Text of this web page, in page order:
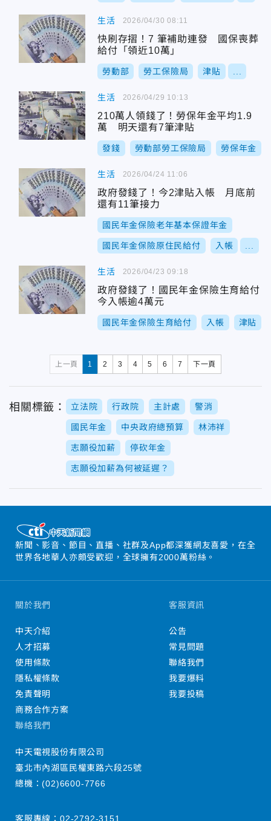
生活
快刷存摺！7 筆補助連發 國保喪葬
給付「領近10萬」
勞動部 勞工保險局 津貼
2026/04/30 08:11
生活
210萬人領錢了！勞保年金平均1.9
萬 明天還有7筆津貼
發錢 勞動部勞工保險局 勞保年金
2026/04/29 10:13
生活
政府發錢了！今2津貼入帳 月底前
還有11筆接力
國民年金保險老年基本保證年金
國民年金保險原住民給付 入帳
2026/04/24 11:06
生活
政府發錢了！國民年金保險生育給付
今入帳逾4萬元
國民年金保險生育給付 入帳 津貼
2026/04/23 09:18
上一頁 1 2 3 4 5 6 7 下一頁
相關標籤： 立法院 行政院 主計處 警消
國民年金 中央政府總預算 林沛祥
志願役加薪 停砍年金
志願役加薪為何被延遲？
新聞、影音、節目、直播、社群及App都深獲網友喜愛，在全
世界各地華人亦頗受歡迎，全球擁有2000萬粉絲。
關於我們
中天介紹
人才招募
使用條款
隱私權條款
免責聲明
商務合作方案
客服資訊
公告
常見問題
聯絡我們
我要爆料
我要投稿
聯絡我們
中天電視股份有限公司
臺北市內湖區民權東路六段25號
總機：(02)6600-7766
客服專線： 02-2792-3151